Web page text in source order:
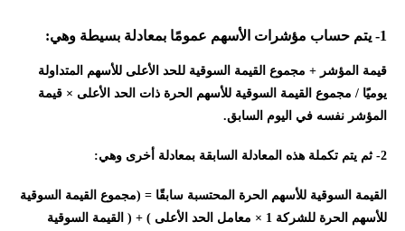
1- يتم حساب مؤشرات الأسهم عمومًا بمعادلة بسيطة وهي:
قيمة المؤشر + مجموع القيمة السوقية للحد الأعلى للأسهم المتداولة
يوميًا / مجموع القيمة السوقية للأسهم الحرة ذات الحد الأعلى × قيمة
المؤشر نفسه في اليوم السابق.
2- ثم يتم تكملة هذه المعادلة السابقة بمعادلة أخرى وهي:
القيمة السوقية للأسهم الحرة المحتسبة سابقًا = (مجموع القيمة السوقية
للأسهم الحرة للشركة 1 × معامل الحد الأعلى ) + ( القيمة السوقية